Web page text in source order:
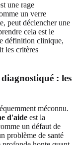
une rage
un verre
peut déclencher une
cela est le
définition clinique,
les critères
: les
méconnu.
d'aide est la
un défaut de
problème de santé